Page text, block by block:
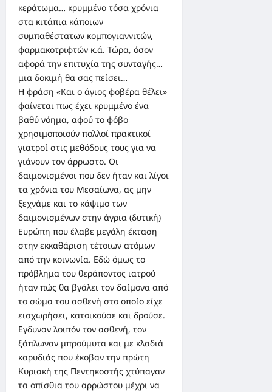
κεράτωμα… κρυμμένο τόσα χρόνια
στα κιτάπια κάποιων
συμπαθέστατων κομπογιαννιτών,
φαρμακοτριφτών κ.ά. Τώρα, όσον
αφορά την επιτυχία της συνταγής…
μια δοκιμή θα σας πείσει…
Η φράση «Και ο άγιος φοβέρα θέλει»
φαίνεται πως έχει κρυμμένο ένα
βαθύ νόημα, αφού το φόβο
χρησιμοποιούν πολλοί πρακτικοί
γιατροί στις μεθόδους τους για να
γιάνουν τον άρρωστο. Οι
δαιμονισμένοι που δεν ήταν και λίγοι
τα χρόνια του Μεσαίωνα, ας μην
ξεχνάμε και το κάψιμο των
δαιμονισμένων στην άγρια (δυτική)
Ευρώπη που έλαβε μεγάλη έκταση
στην εκκαθάριση τέτοιων ατόμων
από την κοινωνία. Εδώ όμως το
πρόβλημα του θεράποντος ιατρού
ήταν πώς θα βγάλει τον δαίμονα από
το σώμα του ασθενή στο οποίο είχε
εισχωρήσει, κατοικούσε και δρούσε.
Εγδυναν λοιπόν τον ασθενή, τον
ξάπλωναν μπρούμυτα και με κλαδιά
καρυδιάς που έκοβαν την πρώτη
Κυριακή της Πεντηκοστής χτύπαγαν
τα οπίσθια του αρρώστου μέχρι να